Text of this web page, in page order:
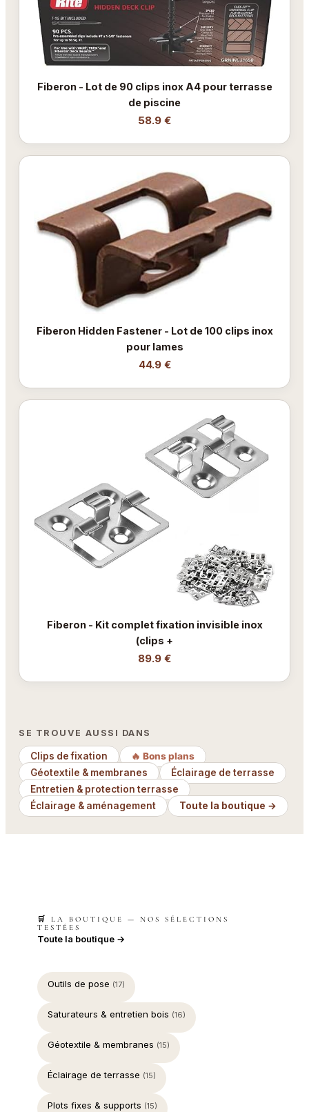
Fiberon - Lot de 90 clips inox A4 pour terrasse
de piscine
58.9 €
Fiberon Hidden Fastener - Lot de 100 clips inox
pour lames
44.9 €
Fiberon - Kit complet fixation invisible inox
(clips +
89.9 €
SE TROUVE AUSSI DANS
Clips de fixation
🔥 Bons plans
Géotextile & membranes
Éclairage de terrasse
Entretien & protection terrasse
Éclairage & aménagement
Toute la boutique →
🛒 LA BOUTIQUE — NOS SÉLECTIONS
TESTÉES
Toute la boutique →
Outils de pose (17)
Saturateurs & entretien bois (16)
Géotextile & membranes (15)
Éclairage de terrasse (15)
Plots fixes & supports (15)